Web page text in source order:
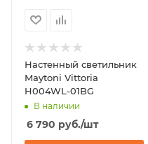
Настенный светильник
Maytoni Vittoria
H004WL-01BG
В наличии
6 790 руб./шт